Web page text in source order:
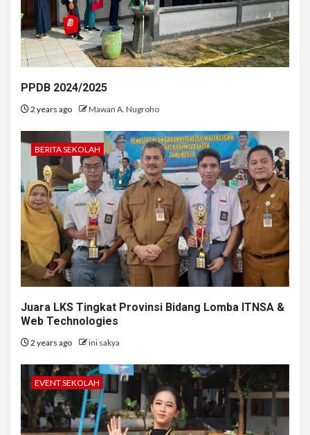
PPDB 2024/2025
2 years ago Mawan A. Nugroho
BERITA SEKOLAH
Juara LKS Tingkat Provinsi Bidang Lomba ITNSA &
Web Technologies
2 years ago ini sakya
EVENT SEKOLAH